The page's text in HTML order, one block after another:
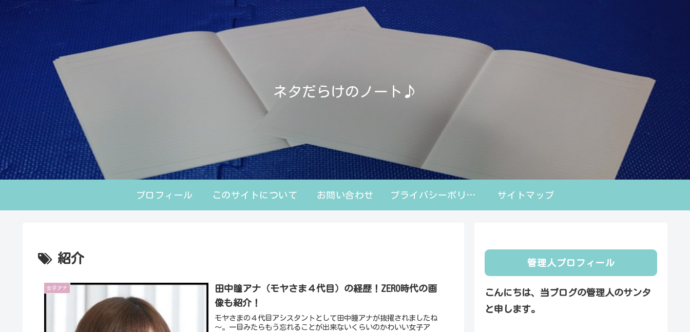
ネタだらけのノート♪
プロフィール このサイトについて お問い合わせ プライバシーポリシー サイトマップ
紹介
女子アナ
田中瞳アナ（モヤさま４代目）の経歴！ZERO時代の画
像も紹介！
モヤさまの４代目アシスタントとして田中瞳アナが抜擢されましたね
～。一目みたらもう忘れることが出来ないくらいのかわいい女子ア
管理人プロフィール
こんにちは、当ブログの管理人のサンタ
と申します。